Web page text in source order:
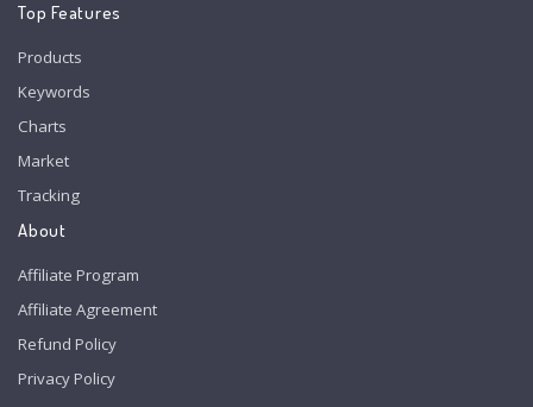
Top Features
Products
Keywords
Charts
Market
Tracking
About
Affiliate Program
Affiliate Agreement
Refund Policy
Privacy Policy